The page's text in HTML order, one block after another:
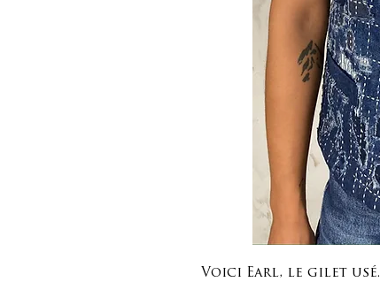
Voici Earl, le gilet usé.